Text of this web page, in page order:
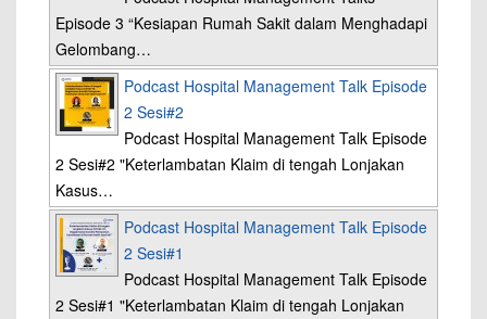
Episode 3 “Kesiapan Rumah Sakit dalam Menghadapi
Gelombang…
Podcast Hospital Management Talk Episode
2 Sesi#2
Podcast Hospital Management Talk Episode
2 Sesi#2 "Keterlambatan Klaim di tengah Lonjakan
Kasus…
Podcast Hospital Management Talk Episode
2 Sesi#1
Podcast Hospital Management Talk Episode
2 Sesi#1 "Keterlambatan Klaim di tengah Lonjakan